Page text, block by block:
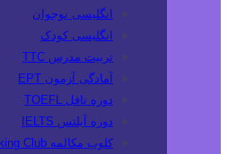
انگلیسی نوجوان
انگلیسی کودک
تربیت مدرس TTC
آمادگی آزمون EPT
دوره تافل TOEFL
دوره آیلتس IELTS
کلوپ مکالمه Speaking Club